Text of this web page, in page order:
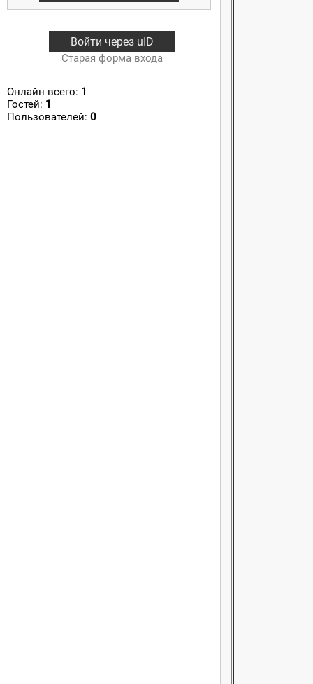
Войти через uID
Старая форма входа
Онлайн всего: 1
Гостей: 1
Пользователей: 0